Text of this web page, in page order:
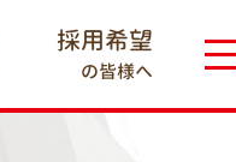
採用希望
の皆様へ